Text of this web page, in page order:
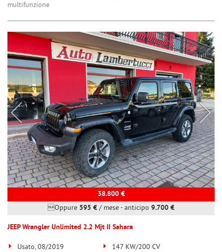
multifunzione
38.800 €
Oppure 595 € / mese-anticipo 9.700 €
JEEP Wrangler Unlimited 2.2 Mjt II Sahara
Usato, 08/2019
147 KW/200 CV